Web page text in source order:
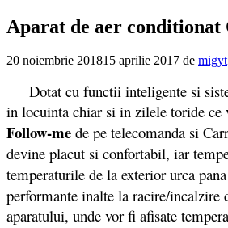
Aparat de aer
20 noiembrie 201815 aprilie 2017 de migyt
Dotat cu functii inteligente si
in locuinta chiar si in zilele toride ce
Follow-me de pe telecomanda si
devine placut si confortabil, iar
temperaturile de la exterior urca
performante inalte la racire/
aparatului, unde vor fi afisate